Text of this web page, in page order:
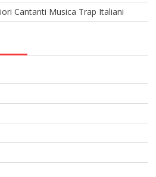
Cantanti Musica Trap Italiani